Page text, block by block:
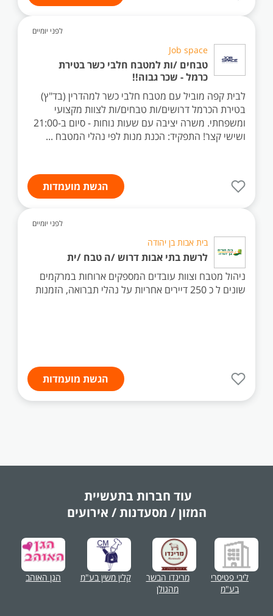
לפני יומיים
Job space
טבחים /ות למטבח חלבי כשר בטירת
כרמל - שכר גבוה!!
לבית קפה מוביל עם מטבח חלבי כשר למהדרין (בד"ץ)
בטירת הכרמל דרושים/ות טבחים/ות לצוות מקצועי
ומשפחתי. משרה יציבה עם שעות נוחות - סיום ב-21:00
ושישי קצר! התפקיד: הכנת מנות לפי נהלי המטבח ...
הגשת מועמדות
לפני יומיים
בית אבות בן יהודה
לרשת בתי אבות דרוש /ה טבח /ית
ניהול מטבח וצוות עובדים המספקים ארוחות במרקמים
שונים ל כ 250 דיירים אחריות על נהלי תברואה, הזמנות
הגשת מועמדות
עוד חברות בתעשיית
המזון / מסעדנות / אירועים
ליבי פטיסרי
בע"מ
מרינדו הבשר
מהגולן
קלין משין בע"מ הגן האוהב